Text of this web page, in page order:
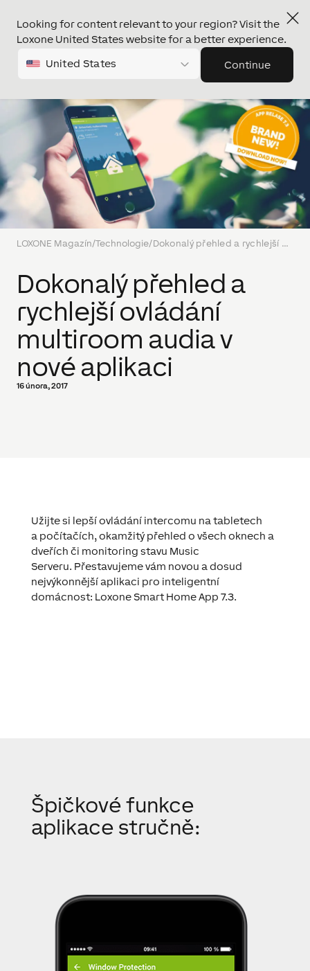
Looking for content relevant to your region? Visit the
Loxone United States website for a better experience.
United States Continue
LOXONE Magazín/Technologie/ Dokonalý přehled a rychlejší ovládání multiroom audia v nové aplikaci
Dokonalý přehled a
rychlejší ovládání
multiroom audia v
nové aplikaci
16 února, 2017
Užijte si lepší ovládání intercomu na tabletech
a počítačích, okamžitý přehled o všech oknech a
dveřích či monitoring stavu Music
Serveru. Přestavujeme vám novou a dosud
nejvýkonnější aplikaci pro inteligentní
domácnost: Loxone Smart Home App 7.3.
Špičkové funkce
aplikace stručně: